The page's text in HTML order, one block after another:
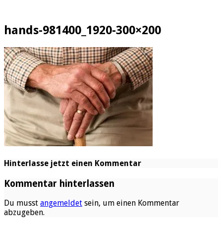
hands-981400_1920-300×200
Hinterlasse jetzt einen Kommentar
Kommentar hinterlassen
Du musst angemeldet sein, um einen Kommentar
abzugeben.